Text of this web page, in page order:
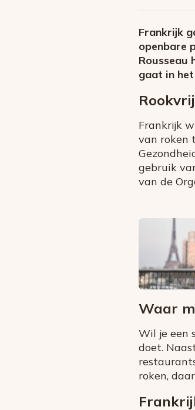
Frankrijk
openbare
Rousseau
gaat in
Frankrijk
van roken
gebruik
van de
Waar
Wil je een
doet.
roken,